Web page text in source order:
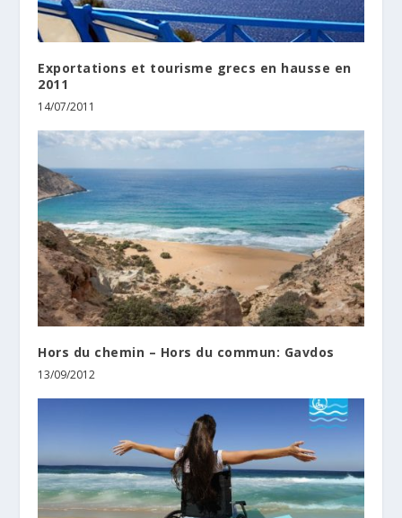
Exportations et tourisme grecs en hausse en
2011
14/07/2011
Hors du chemin – Hors du commun: Gavdos
13/09/2012